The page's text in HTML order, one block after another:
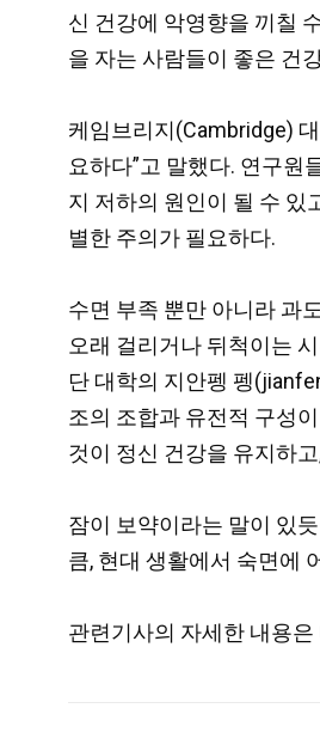
신 건강에 악영향을 끼칠
을 자는 사람들이 좋은 건
케임브리지(Cambridge)
요하다”고 말했다. 연구원
지 저하의 원인이 될 수 있
별한 주의가 필요하다.
수면 부족 뿐만 아니라 과
오래 걸리거나 뒤척이는
단 대학의 지안펭 펭
조의 조합과 유전적 구성
것이 정신 건강을 유지하
잠이 보약이라는 말이 있
큼, 현대 생활에서 숙면에
관련기사의 자세한 내용